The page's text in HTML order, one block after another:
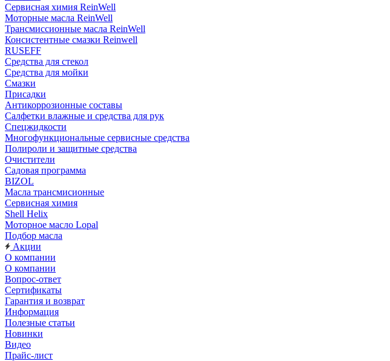
Сервисная химия ReinWell
Моторные масла ReinWell
Трансмиссионные масла ReinWell
Консистентные смазки Reinwell
RUSEFF
Средства для стекол
Средства для мойки
Смазки
Присадки
Антикоррозионные составы
Салфетки влажные и средства для рук
Спецжидкости
Многофункциональные сервисные средства
Полироли и защитные средства
Очистители
Садовая программа
BIZOL
Масла трансмисионные
Сервисная химия
Shell Helix
Моторное масло Lopal
Подбор масла
Акции
О компании
О компании
Вопрос-ответ
Сертификаты
Гарантия и возврат
Информация
Полезные статьи
Новинки
Видео
Прайс-лист